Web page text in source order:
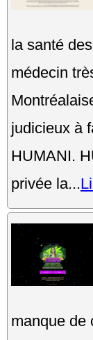
la santé
médecin
judicieux à
HUMANI.
privée la...
manque de